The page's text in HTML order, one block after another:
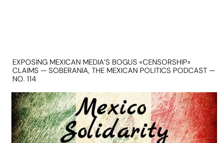
EXPOSING MEXICAN MEDIA’S BOGUS «CENSORSHIP»
CLAIMS — SOBERANIA, THE MEXICAN POLITICS PODCAST —
NO. 114